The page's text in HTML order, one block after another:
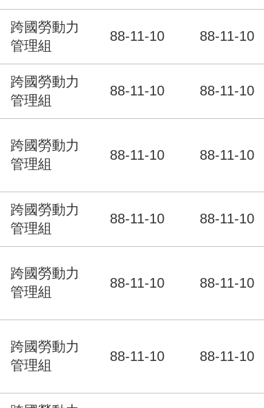
跨國勞動力
管理組
88-11-10 88-11-10
跨國勞動力
管理組
88-11-10 88-11-10
跨國勞動力
管理組
88-11-10 88-11-10
跨國勞動力
管理組
88-11-10 88-11-10
跨國勞動力
管理組
88-11-10 88-11-10
跨國勞動力
管理組
88-11-10 88-11-10